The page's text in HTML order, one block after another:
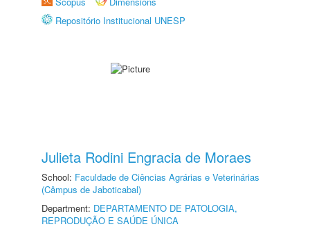
Repositório Institucional UNESP
Julieta Rodini Engracia de Moraes
School: Faculdade de Ciências Agrárias e Veterinárias
(Câmpus de Jaboticabal)
Department: DEPARTAMENTO DE PATOLOGIA,
REPRODUÇÃO E SAÚDE ÚNICA